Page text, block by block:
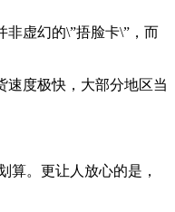
虚幻的\”捂脸卡\”，而
速度极快，大部分地区当
算。更让人放心的是，